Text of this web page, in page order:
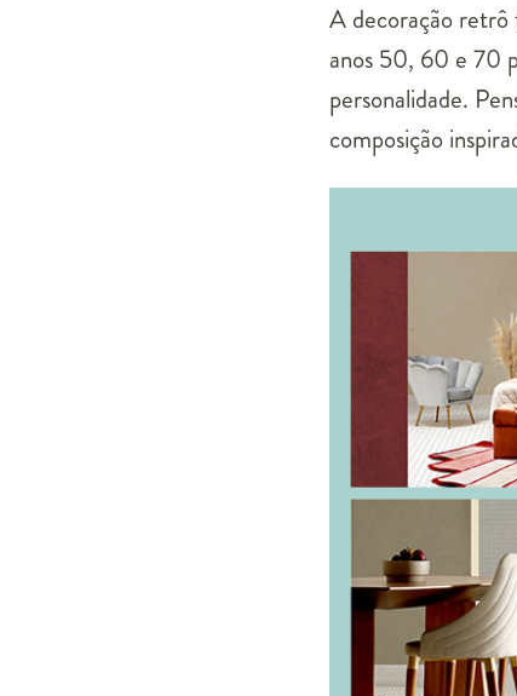
A decoração retrô
anos 50, 60 e 70
personalidade.
composição